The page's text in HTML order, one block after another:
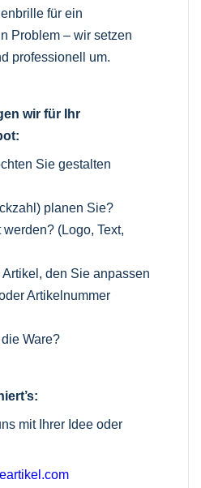
für ein
Problem – wir setzen
professionell um.
wir für Ihr
Sie gestalten
planen Sie?
(Logo, Text,
den Sie anpassen
Artikelnummer
Ware?
mit Ihrer Idee oder